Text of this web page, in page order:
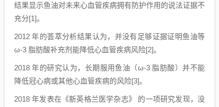
结果显示鱼油对未来心血管疾病拥有防护作用的说法证据不
充分[1]。
2012 年的荟萃分析结果认为，并没有足够证据证明鱼油等
ω-3 脂肪酸补充剂能降低心血管疾病风险[2]。
2018 年的研究认为，长期服用鱼油（ω-3 脂肪酸）并不能
降低冠心病或其他心血管疾病的风险[3]。
2018 年发表在《新英格兰医学杂志》 的一项研究发现，没